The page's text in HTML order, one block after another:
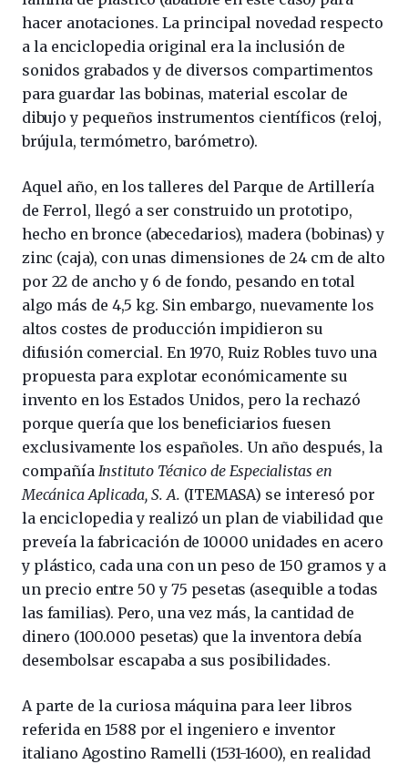
hacer anotaciones. La principal novedad respecto
a la enciclopedia original era la inclusión de
sonidos grabados y de diversos compartimentos
para guardar las bobinas, material escolar de
dibujo y pequeños instrumentos científicos (reloj,
brújula, termómetro, barómetro).
Aquel año, en los talleres del Parque de Artillería
de Ferrol, llegó a ser construido un prototipo,
hecho en bronce (abecedarios), madera (bobinas) y
zinc (caja), con unas dimensiones de 24 cm de alto
por 22 de ancho y 6 de fondo, pesando en total
algo más de 4,5 kg. Sin embargo, nuevamente los
altos costes de producción impidieron su
difusión comercial. En 1970, Ruiz Robles tuvo una
propuesta para explotar económicamente su
invento en los Estados Unidos, pero la rechazó
porque quería que los beneficiarios fuesen
exclusivamente los españoles. Un año después, la
compañía Instituto Técnico de Especialistas en
Mecánica Aplicada, S. A. (ITEMASA) se interesó por
la enciclopedia y realizó un plan de viabilidad que
preveía la fabricación de 10000 unidades en acero
y plástico, cada una con un peso de 150 gramos y a
un precio entre 50 y 75 pesetas (asequible a todas
las familias). Pero, una vez más, la cantidad de
dinero (100.000 pesetas) que la inventora debía
desembolsar escapaba a sus posibilidades.
A parte de la curiosa máquina para leer libros
referida en 1588 por el ingeniero e inventor
italiano Agostino Ramelli (1531-1600), en realidad